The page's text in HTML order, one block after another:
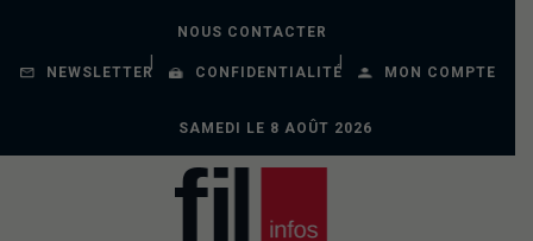
NOUS CONTACTER
NEWSLETTER CONFIDENTIALITÉ MON COMPTE
SAMEDI LE 8 AOÛT 2026